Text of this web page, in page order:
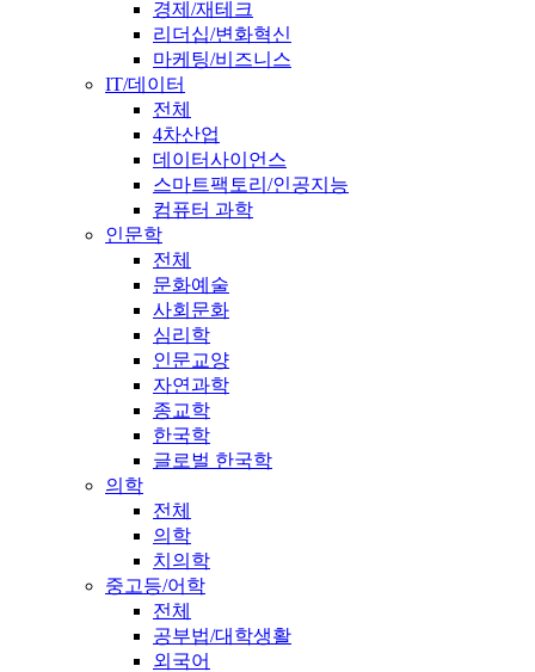
경제/재테크
리더십/변화혁신
마케팅/비즈니스
IT/데이터
전체
4차산업
데이터사이언스
스마트팩토리/인공지능
컴퓨터 과학
인문학
전체
문화예술
사회문화
심리학
인문교양
자연과학
종교학
한국학
글로벌 한국학
의학
전체
의학
치의학
중고등/어학
전체
공부법/대학생활
외국어